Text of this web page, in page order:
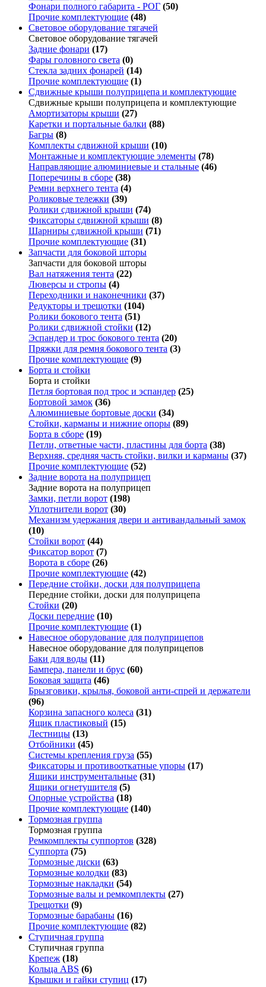
Фонари полного габарита - РОГ (50)
Прочие комплектующие (48)
Световое оборудование тягачей
Световое оборудование тягачей
Задние фонари (17)
Фары головного света (0)
Стекла задних фонарей (14)
Прочие комплектующие (1)
Сдвижные крыши полуприцепа и комплектующие
Сдвижные крыши полуприцепа и комплектующие
Амортизаторы крыши (27)
Каретки и портальные балки (88)
Багры (8)
Комплекты сдвижной крыши (10)
Монтажные и комплектующие элементы (78)
Направляющие алюминиевые и стальные (46)
Поперечины в сборе (38)
Ремни верхнего тента (4)
Роликовые тележки (39)
Ролики сдвижной крыши (74)
Фиксаторы сдвижной крыши (8)
Шарниры сдвижной крыши (71)
Прочие комплектующие (31)
Запчасти для боковой шторы
Запчасти для боковой шторы
Вал натяжения тента (22)
Люверсы и стропы (4)
Переходники и наконечники (37)
Редукторы и трещотки (104)
Ролики бокового тента (51)
Ролики сдвижной стойки (12)
Эспандер и трос бокового тента (20)
Пряжки для ремня бокового тента (3)
Прочие комплектующие (9)
Борта и стойки
Борта и стойки
Петля бортовая под трос и эспандер (25)
Бортовой замок (36)
Алюминиевые бортовые доски (34)
Стойки, карманы и нижние опоры (89)
Борта в сборе (19)
Петли, ответные части, пластины для борта (38)
Верхняя, средняя часть стойки, вилки и карманы (37)
Прочие комплектующие (52)
Задние ворота на полуприцеп
Задние ворота на полуприцеп
Замки, петли ворот (198)
Уплотнители ворот (30)
Механизм удержания двери и антивандальный замок
(10)
Стойки ворот (44)
Фиксатор ворот (7)
Ворота в сборе (26)
Прочие комплектующие (42)
Передние стойки, доски для полуприцепа
Передние стойки, доски для полуприцепа
Стойки (20)
Доски передние (10)
Прочие комплектующие (1)
Навесное оборудование для полуприцепов
Навесное оборудование для полуприцепов
Баки для воды (11)
Бампера, панели и брус (60)
Боковая защита (46)
Брызговики, крылья, боковой анти-спрей и держатели
(96)
Корзина запасного колеса (31)
Ящик пластиковый (15)
Лестницы (13)
Отбойники (45)
Системы крепления груза (55)
Фиксаторы и противооткатные упоры (17)
Ящики инструментальные (31)
Ящики огнетушителя (5)
Опорные устройства (18)
Прочие комплектующие (140)
Тормозная группа
Тормозная группа
Ремкомплекты суппортов (328)
Суппорта (75)
Тормозные диски (63)
Тормозные колодки (83)
Тормозные накладки (54)
Тормозные валы и ремкомплекты (27)
Трещотки (9)
Тормозные барабаны (16)
Прочие комплектующие (82)
Ступичная группа
Ступичная группа
Крепеж (18)
Кольца ABS (6)
Крышки и гайки ступиц (17)